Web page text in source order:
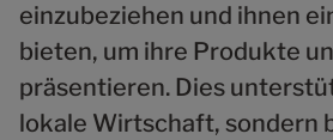
einzubeziehen und ihnen
bieten, um ihre Produkte
präsentieren. Dies
lokale Wirtschaft, sondern